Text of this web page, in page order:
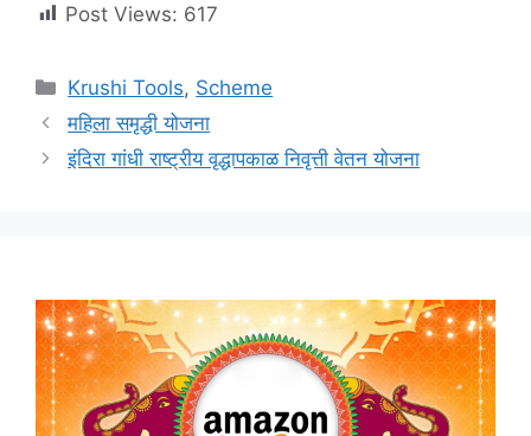
Post Views: 617
Categories
Krushi Tools, Scheme
महिला समृद्धी योजना
इंदिरा गांधी राष्ट्रीय वृद्धापकाळ निवृत्ती वेतन योजना